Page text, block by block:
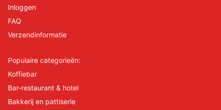
Inloggen
FAQ
Verzendinformatie
Populaire categorieën:
Koffiebar
Bar-restaurant & hotel
Bakkerij en pattiserie